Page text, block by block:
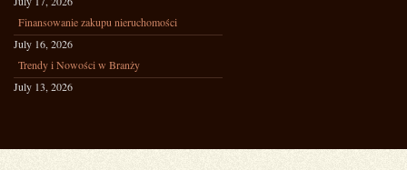
Finansowanie zakupu nieruchomości
July 16, 2026
Trendy i Nowości w Branży
July 13, 2026